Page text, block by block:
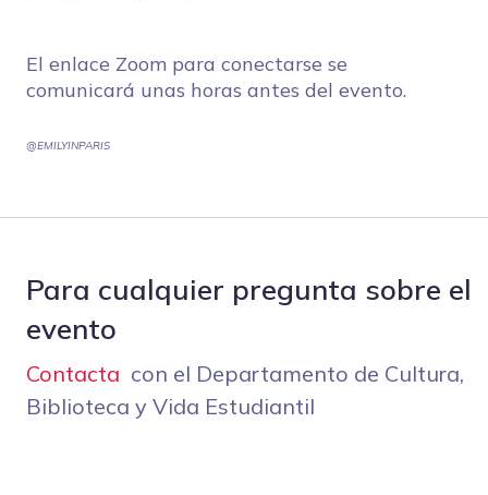
El enlace Zoom para conectarse se
comunicará unas horas antes del evento.
@EMILYINPARIS
Para cualquier pregunta sobre el
evento
Contacta con el Departamento de Cultura,
Biblioteca y Vida Estudiantil